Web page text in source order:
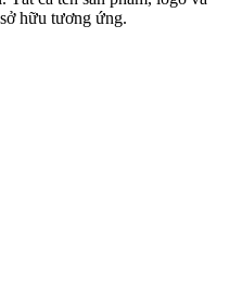
hữu tương ứng.